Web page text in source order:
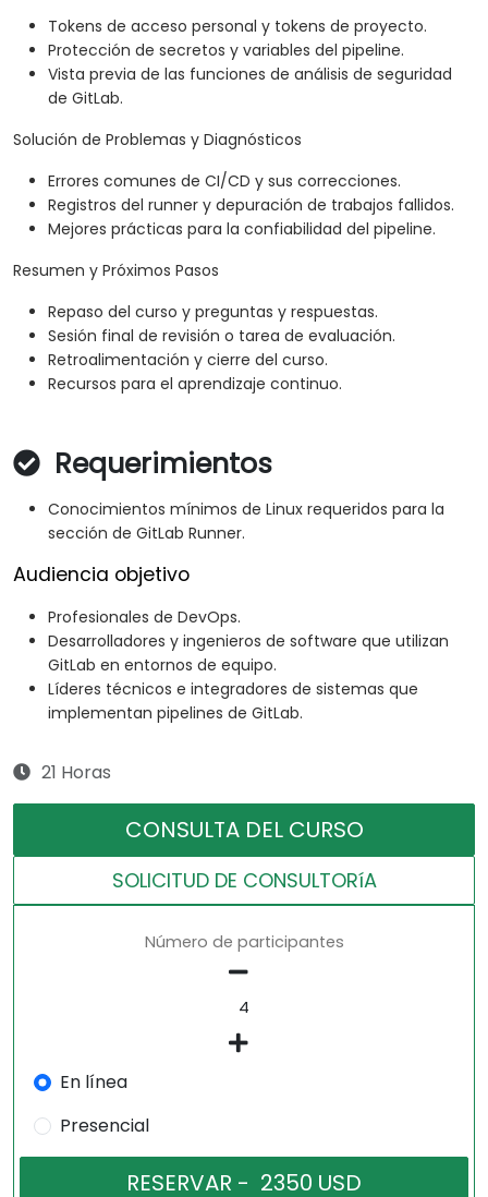
Tokens de acceso personal y tokens de proyecto.
Protección de secretos y variables del pipeline.
Vista previa de las funciones de análisis de seguridad
de GitLab.
Solución de Problemas y Diagnósticos
Errores comunes de CI/CD y sus correcciones.
Registros del runner y depuración de trabajos fallidos.
Mejores prácticas para la confiabilidad del pipeline.
Resumen y Próximos Pasos
Repaso del curso y preguntas y respuestas.
Sesión final de revisión o tarea de evaluación.
Retroalimentación y cierre del curso.
Recursos para el aprendizaje continuo.
Requerimientos
Conocimientos mínimos de Linux requeridos para la
sección de GitLab Runner.
Audiencia objetivo
Profesionales de DevOps.
Desarrolladores y ingenieros de software que utilizan
GitLab en entornos de equipo.
Líderes técnicos e integradores de sistemas que
implementan pipelines de GitLab.
21 Horas
CONSULTA DEL CURSO
SOLICITUD DE CONSULTORíA
Número de participantes
En línea
Presencial